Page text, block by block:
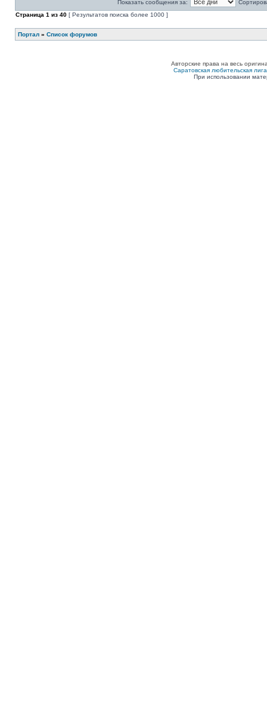
Показать сообщения за:
Страница 1 из 40 [ Результатов поиска более 1000 ]
Портал » Список форумов
Авторские права на весь
Саратовская любительская
При использовании